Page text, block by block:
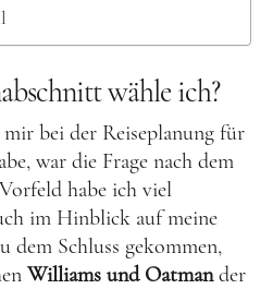
Herzegowina
Kroatien
Polen
wähle ich?
bei der Reiseplanung für
war die Frage nach dem
habe ich viel
im Hinblick auf meine
dem Schluss gekommen,
Williams und Oatmander